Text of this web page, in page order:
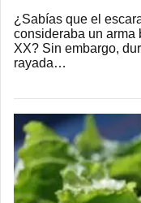
¿Sabías que el
consideraba un
XX? Sin embargo,
rayada…